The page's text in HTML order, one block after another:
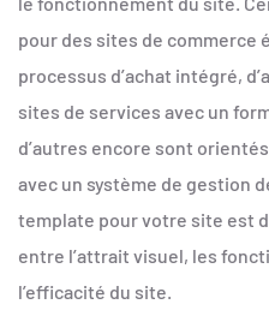
pour des sites de commerce
processus d’achat intégré,
sites de services avec un
d’autres encore sont
avec un système de gestion
template pour votre site est
entre l’attrait visuel, les
l’efficacité du site.